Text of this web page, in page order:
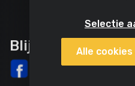
Blijf op de hoogte
Selectie
Alle